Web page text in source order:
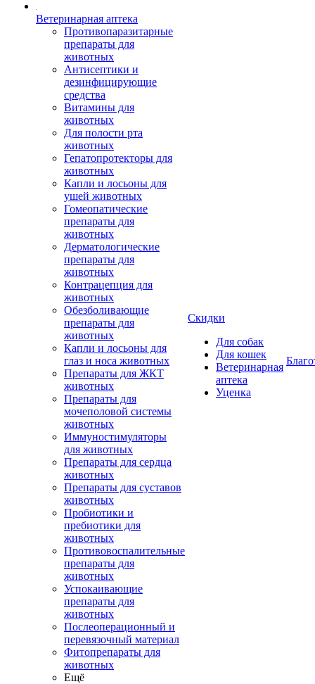
Ветеринарная аптека
Противопаразитарные
препараты для
животных
Антисептики и
дезинфицирующие
средства
Витамины для
животных
Для полости рта
животных
Гепатопротекторы для
животных
Капли и лосьоны для
ушей животных
Гомеопатические
препараты для
животных
Дерматологические
препараты для
животных
Контрацепция для
животных
Обезболивающие
препараты для
животных
Капли и лосьоны для
глаз и носа животных
Препараты для ЖКТ
животных
Препараты для
мочеполовой системы
животных
Иммуностимуляторы
для животных
Препараты для сердца
животных
Препараты для суставов
животных
Пробиотики и
пребиотики для
животных
Противовоспалительные
препараты для
животных
Успокаивающие
препараты для
животных
Послеоперационный и
перевязочный материал
Фитопрепараты для
животных
Ещё
Скидки
Для собак
Для кошек
Ветеринарная
аптека
Уценка